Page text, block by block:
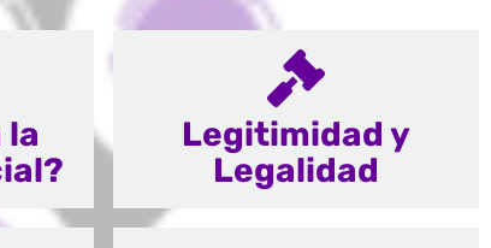
la
Legitimidad y
Legalidad